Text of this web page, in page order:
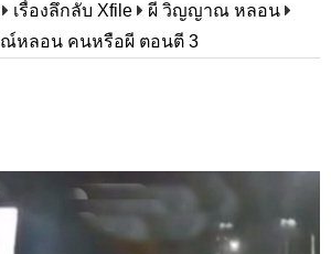
เรื่องลึกลับ Xfile
ผี วิญญาณ หลอน
ณ์หลอน คนหรือผี ตอนตี 3